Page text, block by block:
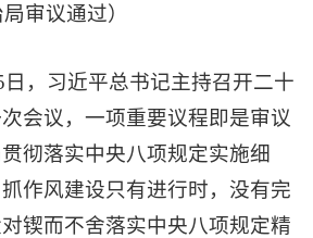
审议通过）
日，习近平总书记主持召开二十
会议，一项重要议程即是审议
贯彻落实中央八项规定实施细
作风建设只有进行时，没有完
锲而不舍落实中央八项规定精